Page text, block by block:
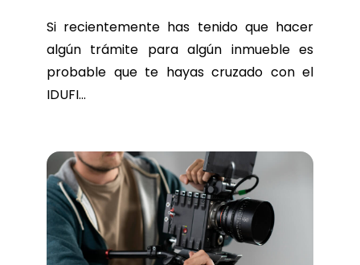
Si recientemente has tenido que hacer
algún trámite para algún inmueble es
probable que te hayas cruzado con el
IDUFI...